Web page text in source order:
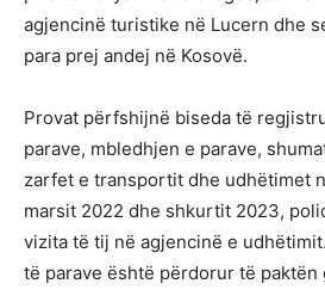
agjencinë turistike në Lucern dhe
para prej andej në Kosovë.
Provat përfshijnë biseda të
parave, mbledhjen e parave,
zarfet e transportit dhe udhëtimet
marsit 2022 dhe shkurtit 2023,
vizita të tij në agjencinë e
të parave është përdorur të paktën